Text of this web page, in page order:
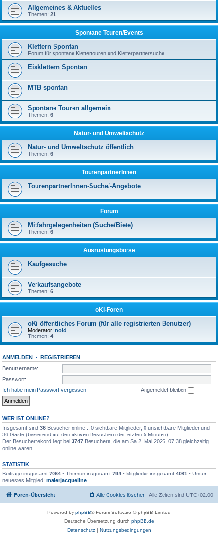
Allgemeines & Aktuelles
Themen: 21
Spontane Touren/Events
Klettern Spontan
Forum für spontane Klettertouren und Kletterpartnersuche
Eisklettern Spontan
MTB spontan
Spontane Touren allgemein
Themen: 6
Natur- und Umweltschutz
Natur- und Umweltschutz öffentlich
Themen: 6
TourenpartnerInnen
TourenpartnerInnen-Suche/-Angebote
Forum
Mitfahrgelegenheiten (Suche/Biete)
Themen: 6
Ausrüstungsbörse
Kaufgesuche
Verkaufsangebote
Themen: 6
oKi-Foren
oKi öffentliches Forum (für alle registrierten Benutzer)
Moderator: nold
Themen: 4
ANMELDEN • REGISTRIEREN
Benutzername:
Passwort:
Ich habe mein Passwort vergessen
Angemeldet bleiben
WER IST ONLINE?
Insgesamt sind 36 Besucher online :: 0 sichtbare Mitglieder, 0 unsichtbare Mitglieder und
36 Gäste (basierend auf den aktiven Besuchern der letzten 5 Minuten)
Der Besucherrekord liegt bei 3747 Besuchern, die am Sa 2. Mai 2026, 07:38 gleichzeitig
online waren.
STATISTIK
Beiträge insgesamt 7064 • Themen insgesamt 794 • Mitglieder insgesamt 4081 • Unser
neuestes Mitglied: maierjacqueline
Foren-Übersicht Alle Zeiten sind UTC+02:00
Alle Cookies löschen
Powered by phpBB® Forum Software © phpBB Limited
Deutsche Übersetzung durch phpBB.de
Datenschutz| Nutzungsbedingungen